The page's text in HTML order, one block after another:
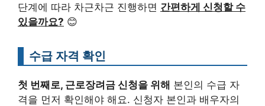
단계에 따라 차근차근 진행하면 간편하게 신청할 수
있을까요? 😊
수급 자격 확인
첫 번째로, 근로장려금 신청을 위해 본인의 수급 자
격을 먼저 확인해야 해요. 신청자 본인과 배우자의